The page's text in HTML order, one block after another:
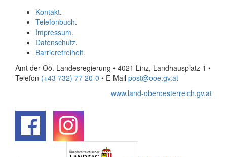
Kontakt.
Telefonbuch.
Impressum.
Datenschutz.
Barrierefreiheit.
Amt der Oö. Landesregierung • 4021 Linz, Landhausplatz 1 •
Telefon (+43 732) 77 20-0 • E-Mail post@ooe.gv.at
www.land-oberoesterreich.gv.at